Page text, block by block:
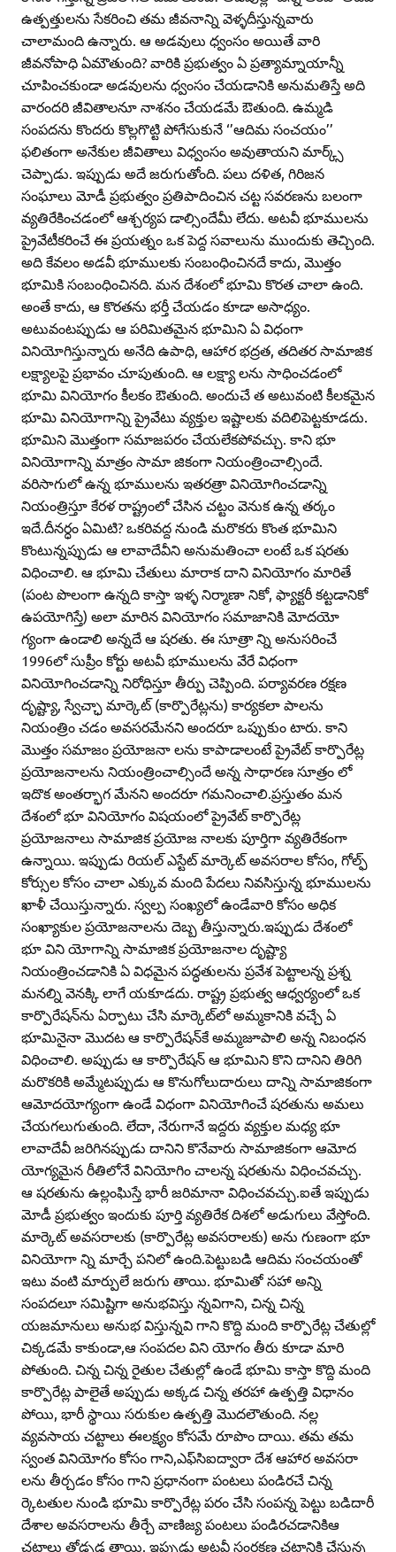
ఉత్పత్తులను సేకరించి తమ జీవనాన్ని వెళ్ళదీస్తున్నవారు
చాలామంది ఉన్నారు. ఆ అడవులు ధ్వంసం అయితే వారి
జీవనోపాధి ఏమౌతుంది? వారికి ప్రభుత్వం ఏ ప్రత్యామ్నాయాన్నీ
చూపించకుండా అడవులను ధ్వంసం చేయడానికి అనుమతిస్తే అది
వారందరి జీవితాలనూ నాశనం చేయడమే ఔతుంది. ఉమ్మడి
సంపదను కొందరు కొల్లగొట్టి పోగేసుకునే ‘’ఆదిమ సంచయం’’
ఫలితంగా అనేకుల జీవితాలు విధ్వంసం అవుతాయని మార్క్స్‌
చెప్పాడు. ఇప్పుడు అదే జరుగుతోంది. పలు దళిత, గిరిజన
సంఘాలు మోడీ ప్రభుత్వం ప్రతిపాదించిన చట్ట సవరణను బలంగా
వ్యతిరేకించడంలో ఆశ్చర్యప డాల్సిందేమీ లేదు. అటవీ భూములను
ప్రైవేటీకరించే ఈ ప్రయత్నం ఒక పెద్ద సవాలును ముందుకు తెచ్చింది.
అది కేవలం అడవీ భూములకు సంబంధించినదే కాదు, మొత్తం
భూమికి సంబంధించినది. మన దేశంలో భూమి కొరత చాలా ఉంది.
అంతే కాదు, ఆ కొరతను భర్తీ చేయడం కూడా అసాధ్యం.
అటువంటప్పుడు ఆ పరిమితమైన భూమిని ఏ విధంగా
వినియోగిస్తున్నారు అనేది ఉపాధి, ఆహార భద్రత, తదితర సామాజిక
లక్ష్యాలపై ప్రభావం చూపుతుంది. ఆ లక్ష్యా లను సాధించడంలో
భూమి వినియోగం కీలకం ఔతుంది. అందుచే త అటువంటి కీలకమైన
భూమి వినియోగాన్ని ప్రైవేటు వ్యక్తుల ఇష్టాలకు వదిలిపెట్టకూడదు.
భూమిని మొత్తంగా సమాజపరం చేయలేకపోవచ్చు. కాని భూ
వినియోగాన్ని మాత్రం సామా జికంగా నియంత్రించాల్సిందే.
వరిసాగులో ఉన్న భూములను ఇతరత్రా వినియోగించడాన్ని
నియంత్రిస్తూ కేరళ రాష్ట్రంలో చేసిన చట్టం వెనుక ఉన్న తర్కం
ఇదే.దీనర్ధం ఏమిటి? ఒకరివద్ద నుండి మరొకరు కొంత భూమిని
కొంటున్నప్పుడు ఆ లావాదేవీని అనుమతించా లంటే ఒక షరతు
విధించాలి. ఆ భూమి చేతులు మారాక దాని వినియోగం మారితే
(పంట పొలంగా ఉన్నది కాస్తా ఇళ్ళ నిర్మాణా నికో, ఫ్యాక్టరీ కట్టడానికో
ఉపయోగిస్తే) అలా మారిన వినియోగం సమాజానికి మోదయో
గ్యంగా ఉండాలి అన్నదే ఆ షరతు. ఈ సూత్రా న్ని అనుసరించే
1996లో సుప్రీం కోర్టు అటవీ భూములను వేరే విధంగా
వినియోగించడాన్ని నిరోధిస్తూ తీర్పు చెప్పింది. పర్యావరణ రక్షణ
దృష్ట్యా, స్వేచ్ఛా మార్కెట్‌ (కార్పొరేట్లను) కార్యకలా పాలను
నియంత్రిం చడం అవసరమేనని అందరూ ఒప్పుకుం టారు. కాని
మొత్తం సమాజం ప్రయోజనా లను కాపాడాలంటే ప్రైవేట్‌ కార్పొరేట్ల
ప్రయోజనాలను నియంత్రించాల్సిందే అన్న సాధారణ సూత్రం లో
ఇదొక అంతర్భాగ మేనని అందరూ గమనించాలి.ప్రస్తుతం మన
దేశంలో భూ వినియోగం విషయంలో ప్రైవేట్‌ కార్పొరేట్ల
ప్రయోజనాలు సామాజిక ప్రయోజ నాలకు పూర్తిగా వ్యతిరేకంగా
ఉన్నాయి. ఇప్పుడు రియల్‌ ఎస్టేట్‌ మార్కెట్‌ అవసరాల కోసం, గోల్ఫ్‌
కోర్సుల కోసం చాలా ఎక్కువ మంది పేదలు నివసిస్తున్న భూములను
ఖాళీ చేయిస్తున్నారు. స్వల్ప సంఖ్యలో ఉండేవారి కోసం అధిక
సంఖ్యాకుల ప్రయోజనాలను దెబ్బ తీస్తున్నారు.ఇప్పుడు దేశంలో
భూ విని యోగాన్ని సామాజిక ప్రయోజనాల దృష్ట్యా
నియంత్రించడానికి ఏ విధమైన పద్ధతులను ప్రవేశ పెట్టాలన్న ప్రశ్న
మనల్ని వెనక్కి లాగే యకూడదు. రాష్ట్ర ప్రభుత్వ ఆధ్వర్యంలో ఒక
కార్పొరేషన్‌ను ఏర్పాటు చేసి మార్కెట్‌లో అమ్మకానికి వచ్చే ఏ
భూమినైనా మొదట ఆ కార్పొరేషన్‌కే అమ్మజూపాలి అన్న నిబంధన
విధించాలి. అప్పుడు ఆ కార్పొరేషన్‌ ఆ భూమిని కొని దానిని తిరిగి
మరొకరికి అమ్మేటప్పుడు ఆ కొనుగోలుదారులు దాన్ని సామాజికంగా
ఆమోదయోగ్యంగా ఉండే విధంగా వినియోగించే షరతును అమలు
చేయగలుగుతుంది. లేదా, నేరుగానే ఇద్దరు వ్యక్తుల మధ్య భూ
లావాదేవీ జరిగినప్పుడు దానిని కొనేవారు సామాజికంగా ఆమోద
యోగ్యమైన రీతిలోనే వినియోగిం చాలన్న షరతును విధించవచ్చు.
ఆ షరతును ఉల్లంఘిస్తే భారీ జరిమానా విధించవచ్చు.ఐతే ఇప్పుడు
మోడీ ప్రభుత్వం ఇందుకు పూర్తి వ్యతిరేక దిశలో అడుగులు వేస్తోంది.
మార్కెట్‌ అవసరాలకు (కార్పొరేట్ల అవసరాలకు) అను గుణంగా భూ
వినియోగా న్ని మార్చే పనిలో ఉంది.పెట్టుబడి ఆదిమ సంచయంతో
ఇటు వంటి మార్పులే జరుగు తాయి. భూమితో సహా అన్ని
సంపదలూ సమిష్టిగా అనుభవిస్తు న్నవిగాని, చిన్న చిన్న
యజమానులు అనుభ విస్తున్నవి గాని కొద్ది మంది కార్పొరేట్ల చేతుల్లో
చిక్కడమే కాకుండా,ఆ సంపదల విని యోగం తీరు కూడా మారి
పోతుంది. చిన్న చిన్న రైతుల చేతుల్లో ఉండే భూమి కాస్తా కొద్ది మంది
కార్పొరేట్ల పాలైతే అప్పుడు అక్కడ చిన్న తరహా ఉత్పత్తి విధానం
పోయి, భారీ స్థాయి సరుకుల ఉత్పత్తి మొదలౌతుంది. నల్ల
వ్యవసాయ చట్టాలు ఈలక్ష్యం కోసమే రూపొం దాయి. తమ తమ
స్వంత వినియోగం కోసం గాని,ఎఫ్‌సిఐద్వారా దేశ ఆహార అవసరా
లను తీర్చడం కోసం గాని ప్రధానంగా పంటలు పండిరచే చిన్న
ర్కెటతుల నుండి భూమి కార్పొరేట్ల పరం చేసి సంపన్న పెట్టు బడిదారీ
దేశాల అవసరాలను తీర్చే వాణిజ్య పంటలు పండిరచడానికిఆ
చట్టాలు తోడ్పడ తాయి. ఇప్పుడు అటవీ సంరక్షణ చట్టానికి చేస్తున్న